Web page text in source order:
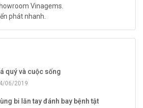
Vinagems.
phát nhanh.
quý và cuộc sống
06/2019
bi lăn tay đánh bay bệnh tật